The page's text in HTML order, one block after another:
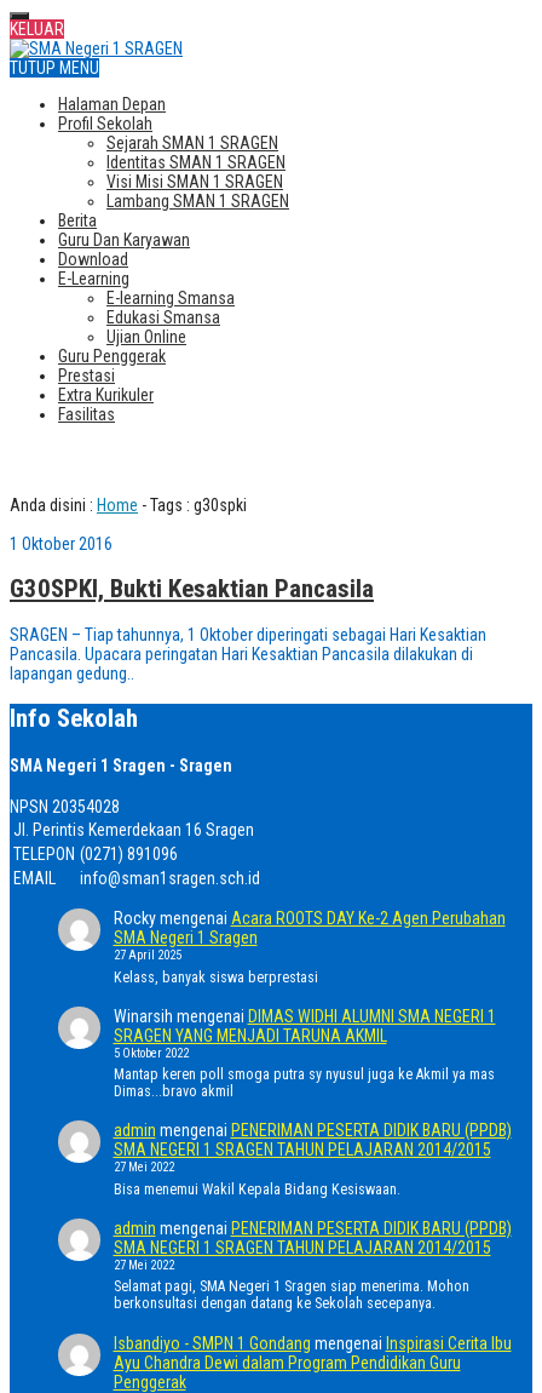
KELUAR
TUTUP MENU
Halaman Depan
Profil Sekolah
Sejarah SMAN 1 SRAGEN
Identitas SMAN 1 SRAGEN
Visi Misi SMAN 1 SRAGEN
Lambang SMAN 1 SRAGEN
Berita
Guru Dan Karyawan
Download
E-Learning
E-learning Smansa
Edukasi Smansa
Ujian Online
Guru Penggerak
Prestasi
Extra Kurikuler
Fasilitas
Anda disini : Home -Tags : g30spki
1 Oktober 2016
G30SPKI, Bukti Kesaktian Pancasila
SRAGEN – Tiap tahunnya, 1 Oktober diperingati sebagai Hari Kesaktian
Pancasila. Upacara peringatan Hari Kesaktian Pancasila dilakukan di
lapangan gedung..
Info Sekolah
SMA Negeri 1 Sragen - Sragen
NPSN 20354028
Jl. Perintis Kemerdekaan 16 Sragen
TELEPON (0271) 891096
EMAIL
info@sman1sragen.sch.id
Rockymengenai Acara ROOTS DAY Ke-2 Agen Perubahan
SMA Negeri 1 Sragen
27 April 2025
Kelass, banyak siswa berprestasi
Winarsih mengenai DIMAS WIDHI ALUMNI SMA NEGERI 1
SRAGEN YANG MENJADI TARUNA AKMIL
5 Oktober 2022
Mantap keren poll smoga putra sy nyusul juga ke Akmil ya mas
Dimas...bravo akmil
admin mengenai PENERIMAN PESERTA DIDIK BARU (PPDB)
SMA NEGERI 1 SRAGEN TAHUN PELAJARAN 2014/2015
27 Mei 2022
Bisa menemui Wakil Kepala Bidang Kesiswaan.
admin mengenai PENERIMAN PESERTA DIDIK BARU (PPDB)
SMA NEGERI 1 SRAGEN TAHUN PELAJARAN 2014/2015
27 Mei 2022
Selamat pagi, SMA Negeri 1 Sragen siap menerima. Mohon
berkonsultasi dengan datang ke Sekolah secepanya.
Isbandiyo - SMPN 1 Gondang mengenai Inspirasi Cerita Ibu
Ayu Chandra Dewi dalam Program Pendidikan Guru
Penggerak